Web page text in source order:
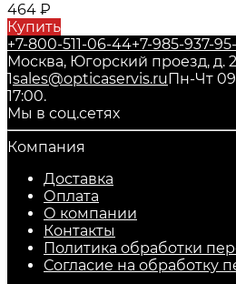
464 ₽
Купить
+7-800-511-06-44+7-985-937-
Москва, Югорский проезд, д.
1sales@opticaservis.ruПн-Чт
17:00.
Мы в соц.сетях
Компания
Доставка
Оплата
О компании
Контакты
Политика обработки
Согласие на обработку